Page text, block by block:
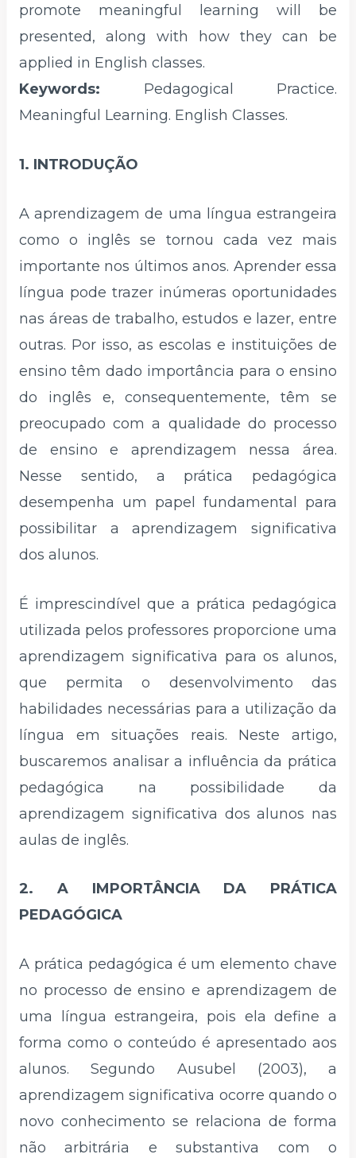
promote meaningful learning will be
presented, along with how they can be
applied in English classes.
Keywords: Pedagogical Practice.
Meaningful Learning. English Classes.
1. INTRODUÇÃO
A aprendizagem de uma língua estrangeira
como o inglês se tornou cada vez mais
importante nos últimos anos. Aprender essa
língua pode trazer inúmeras oportunidades
nas áreas de trabalho, estudos e lazer, entre
outras. Por isso, as escolas e instituições de
ensino têm dado importância para o ensino
do inglês e, consequentemente, têm se
preocupado com a qualidade do processo
de ensino e aprendizagem nessa área.
Nesse sentido, a prática pedagógica
desempenha um papel fundamental para
possibilitar a aprendizagem significativa
dos alunos.
É imprescindível que a prática pedagógica
utilizada pelos professores proporcione uma
aprendizagem significativa para os alunos,
que permita o desenvolvimento das
habilidades necessárias para a utilização da
língua em situações reais. Neste artigo,
buscaremos analisar a influência da prática
pedagógica na possibilidade da
aprendizagem significativa dos alunos nas
aulas de inglês.
2. A IMPORTÂNCIA DA PRÁTICA
PEDAGÓGICA
A prática pedagógica é um elemento chave
no processo de ensino e aprendizagem de
uma língua estrangeira, pois ela define a
forma como o conteúdo é apresentado aos
alunos. Segundo Ausubel (2003), a
aprendizagem significativa ocorre quando o
novo conhecimento se relaciona de forma
não arbitrária e substantiva com o